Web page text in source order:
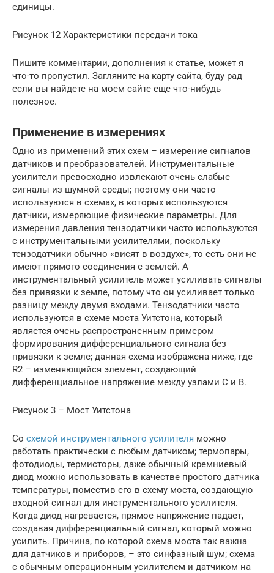
единицы.
Рисунок 12 Характеристики передачи тока
Пишите комментарии, дополнения к статье, может я
что-то пропустил. Загляните на карту сайта, буду рад
если вы найдете на моем сайте еще что-нибудь
полезное.
Применение в измерениях
Одно из применений этих схем – измерение сигналов
датчиков и преобразователей. Инструментальные
усилители превосходно извлекают очень слабые
сигналы из шумной среды; поэтому они часто
используются в схемах, в которых используются
датчики, измеряющие физические параметры. Для
измерения давления тензодатчики часто используются
с инструментальными усилителями, поскольку
тензодатчики обычно «висят в воздухе», то есть они не
имеют прямого соединения с землей. А
инструментальный усилитель может усиливать сигналы
без привязки к земле, потому что он усиливает только
разницу между двумя входами. Тензодатчики часто
используются в схеме моста Уитстона, который
является очень распространенным примером
формирования дифференциального сигнала без
привязки к земле; данная схема изображена ниже, где
R2 – изменяющийся элемент, создающий
дифференциальное напряжение между узлами C и B.
Рисунок 3 – Мост Уитстона
Со схемой инструментального усилителя можно
работать практически с любым датчиком; термопары,
фотодиоды, термисторы, даже обычный кремниевый
диод можно использовать в качестве простого датчика
температуры, поместив его в схему моста, создающую
входной сигнал для инструментального усилителя.
Когда диод нагревается, прямое напряжение падает,
создавая дифференциальный сигнал, который можно
усилить. Причина, по которой схема моста так важна
для датчиков и приборов, – это синфазный шум; схема
с обычным операционным усилителем и датчиком на